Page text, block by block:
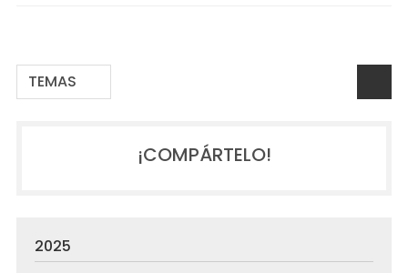
TEMAS
¡COMPÁRTELO!
2025